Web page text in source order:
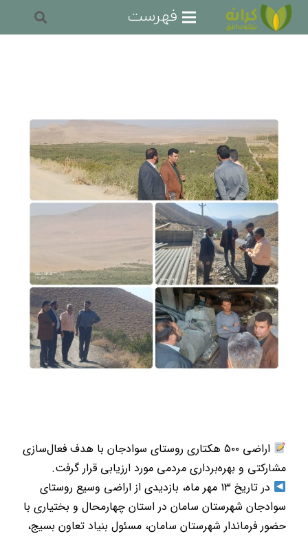
فهرست
اراضی ۵۰۰ هکتاری روستای سوادجان با هدف فعال‌سازی
مشارکتی و بهره‌برداری مردمی مورد ارزیابی قرار گرفت.
در تاریخ ۱۳ مهر ماه، بازدیدی از اراضی وسیع روستای
سوادجان شهرستان سامان در استان چهارمحال و بختیاری با
حضور فرماندار شهرستان سامان، مسئول بنیاد تعاون بسیج،